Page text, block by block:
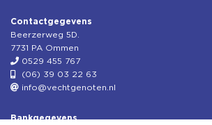
Contactgegevens
Beerzerweg 5D.
7731 PA Ommen
0529 455 767
(06) 39 03 22 63
info@vechtgenoten.nl
Bankgegevens